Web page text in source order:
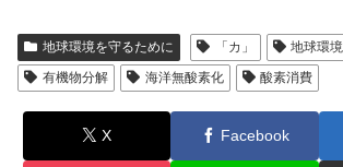
地球環境を守るために 「カ」 地球環境
有機物分解
海洋無酸素化 酸素消費
X Facebook